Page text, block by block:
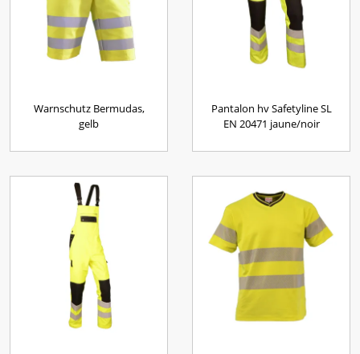
Warnschutz Bermudas,
gelb
Pantalon hv Safetyline SL
EN 20471 jaune/noir